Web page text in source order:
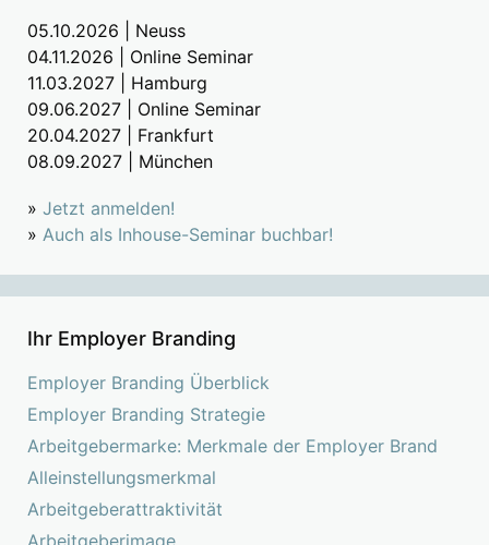
05.10.2026 | Neuss
04.11.2026 | Online Seminar
11.03.2027 | Hamburg
09.06.2027 | Online Seminar
20.04.2027 | Frankfurt
08.09.2027 | München
» Jetzt anmelden!
» Auch als Inhouse-Seminar buchbar!
Ihr Employer Branding
Employer Branding Überblick
Employer Branding Strategie
Arbeitgebermarke: Merkmale der Employer Brand
Alleinstellungsmerkmal
Arbeitgeberattraktivität